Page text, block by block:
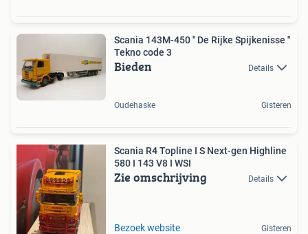
Scania 143M-450 '' De Rijke Spijkenisse ''
Tekno code 3
Bieden Details
Oudehaske Gisteren
Scania R4 Topline I S Next-gen Highline
580 I 143 V8 I WSI
Zie omschrijving Details
Bezoek website Gisteren